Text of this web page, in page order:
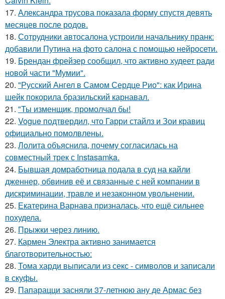
17. Александра трусова показала форму спустя девять
месяцев после родов.
18. Сотрудники автосалона устроили начальнику пранк:
добавили Путина на фото салона с помощью нейросети.
19. Брендан фрейзер сообщил, что активно худеет ради
новой части "Мумии".
20. "Русский Ангел в Самом Сердце Рио": как Ирина
шейк покорила бразильский карнавал.
21. "Ты изменщик, промолчал бы!
22. Vogue подтвердил, что Гарри стайлз и Зои кравиц
официально помолвлены.
23. Лолита объяснила, почему согласилась на
совместный трек с Instasamka.
24. Бывшая домработница подала в суд на кайли
дженнер, обвинив её и связанные с ней компании в
дискриминации, травле и незаконном увольнении.
25. Екатерина Варнава призналась, что ещё сильнее
похудела.
26. Прыжки через линию.
27. Кармен Электра активно занимается
благотворительностью:
28. Тома харди выписали из секс - символов и записали
в скуфы.
29. Папарацци засняли 37-летнюю ану де Армас без